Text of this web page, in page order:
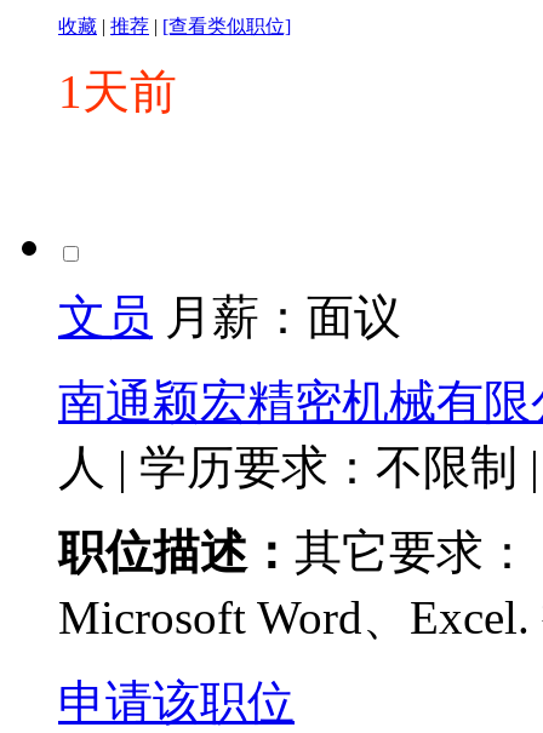
收藏 | 推荐 | [查看类似职位]
1天前
文员 月薪： 面议
南通颖宏精密机械有限
人 | 学历要求：不限制 |
职位描述： 其它要求
Microsoft Word、
申请该职位